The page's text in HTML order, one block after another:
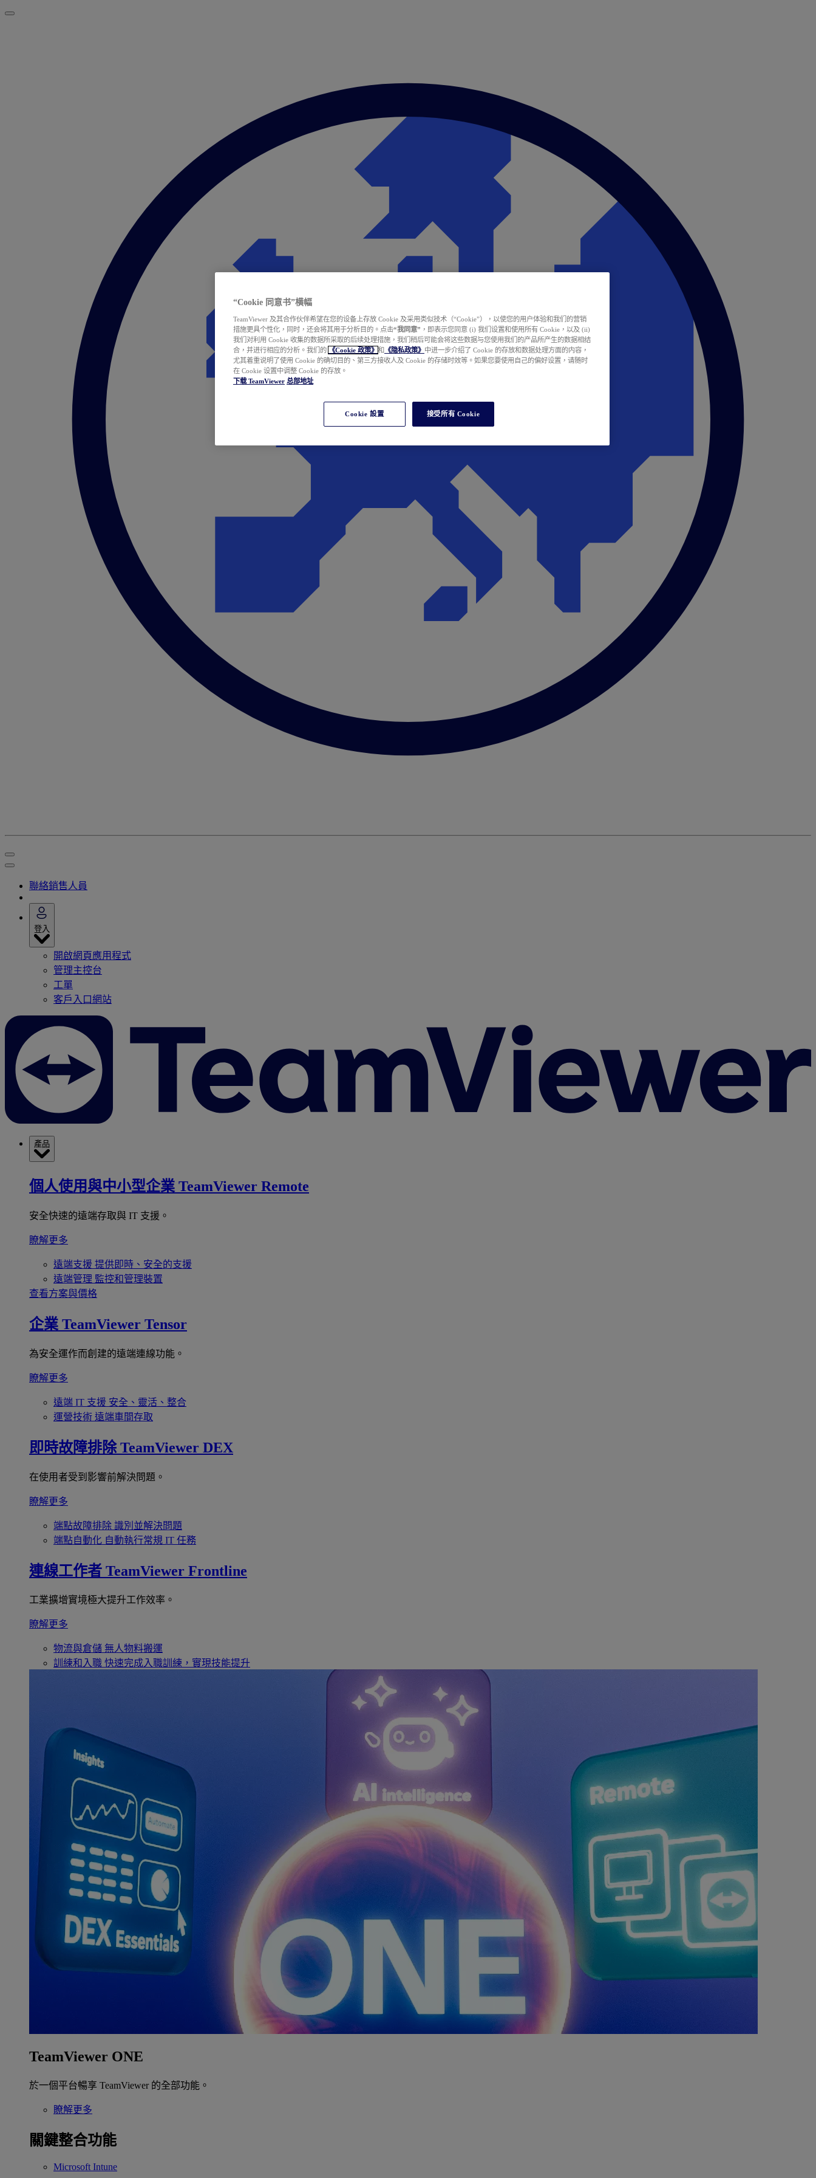
聯絡銷售人員
登入
開啟網頁應用程式
管理主控台
工單
客戶入口網站
產品
個人使用與中小型企業 TeamViewer Remote
安全快速的遠端存取與 IT 支援。
瞭解更多
遠端支援 提供即時、安全的支援
遠端管理 監控和管理裝置
查看方案與價格
企業 TeamViewer Tensor
為安全運作而創建的遠端連線功能。
瞭解更多
遠端 IT 支援 安全、靈活、整合
運營技術 遠端車間存取
即時故障排除 TeamViewer DEX
在使用者受到影響前解決問題。
瞭解更多
端點故障排除 識別並解決問題
端點自動化 自動執行常規 IT 任務
連線工作者 TeamViewer Frontline
工業擴增實境極大提升工作效率。
瞭解更多
物流與倉儲 無人物料搬運
訓練和入職 快速完成入職訓練，實現技能提升
TeamViewer ONE
於一個平台暢享 TeamViewer 的全部功能。
瞭解更多
關鍵整合功能
Microsoft Intune
“Cookie 同意书”横幅
TeamViewer 及其合作伙伴希望在您的设备上存放 Cookie 及采用类似技术（“Cookie”），以使您的用户体验和我们的营销
措施更具个性化，同时，还会将其用于分析目的。点击“我同意” ，即表示您同意 (i) 我们设置和使用所有 Cookie，以及 (ii)
我们对利用 Cookie 收集的数据所采取的后续处理措施，我们稍后可能会将这些数据与您使用我们的产品所产生的数据相结
合，并进行相应的分析。我们的
《Cookie 政策》 和 《隐私政策》 中进一步介绍了 Cookie 的存放和数据处理方面的内容，
尤其着重说明了使用 Cookie 的确切目的、第三方接收人及 Cookie 的存储时效等。如果您要使用自己的偏好设置，请随时
在 Cookie 设置中调整 Cookie 的存放。
下载 TeamViewer 总部地址
Cookie 設置 接受所有 Cookie